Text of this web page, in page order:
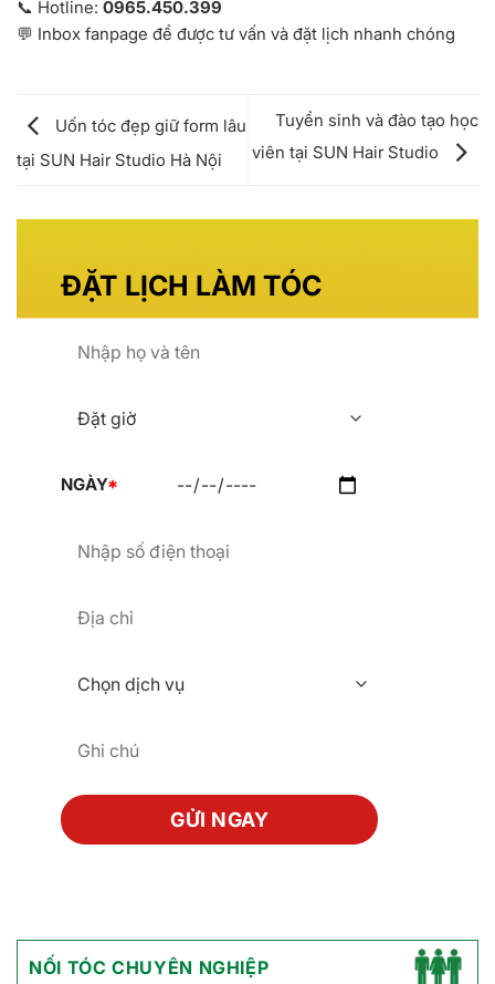
📞 Hotline: 0965.450.399
💬 Inbox fanpage để được tư vấn và đặt lịch nhanh chóng
Uốn tóc đẹp giữ form lâu
tại SUN Hair Studio Hà Nội
Tuyển sinh và đào tạo học
viên tại SUN Hair Studio
NGÀY*
NỐI TÓC CHUYÊN NGHIỆP